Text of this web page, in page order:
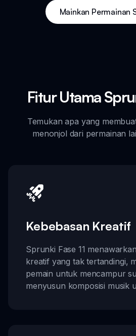
Mainkan Permainan
Fitur Utama
Temukan apa yang
menonjol dari permainan
Kebebasan Kreatif
Sprunki Fase 11
kreatif yang tak tertandingi,
pemain untuk mencampur
menyusun komposisi musik